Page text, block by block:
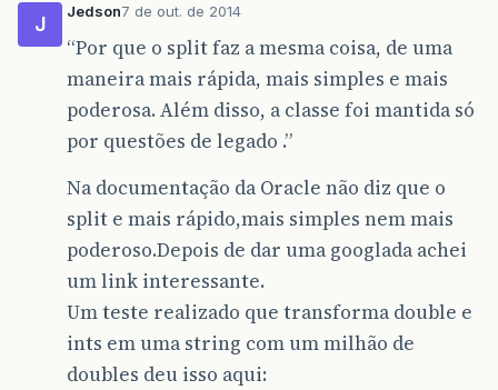
J
Jedson7 de out. de 2014
“Por que o split faz a mesma coisa, de uma
maneira mais rápida, mais simples e mais
poderosa. Além disso, a classe foi mantida só
por questões de legado .”
Na documentação da Oracle não diz que o
split e mais rápido,mais simples nem mais
poderoso.Depois de dar uma googlada achei
um link interessante.
Um teste realizado que transforma double e
ints em uma string com um milhão de
doubles deu isso aqui: